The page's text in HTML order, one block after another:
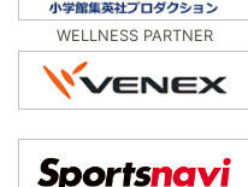
WELLNESS PARTNER